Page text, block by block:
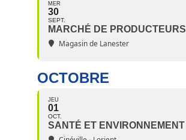
MER
30
SEPT.
MARCHÉ DE PRODUCTEURS
Magasin de Lanester
OCTOBRE
JEU
01
OCT.
SANTÉ ET ENVIRONNEMENT